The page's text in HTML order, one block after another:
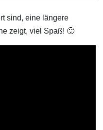
sind, eine längere
zeigt, viel Spaß! 🙂